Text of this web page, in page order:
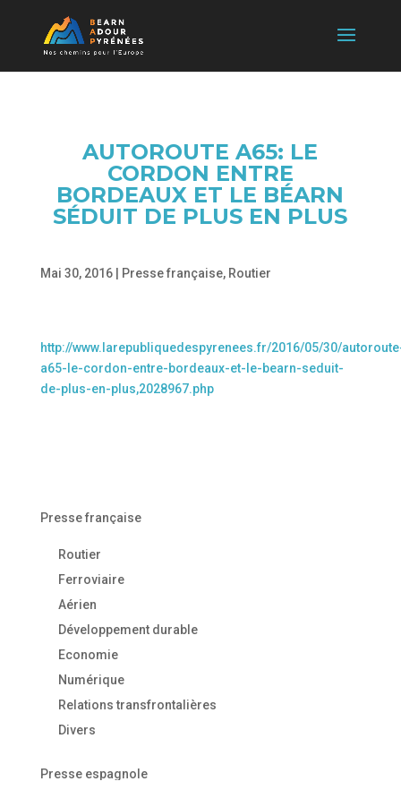
AUTOROUTE A65: LE
CORDON ENTRE
BORDEAUX ET LE BÉARN
SÉDUIT DE PLUS EN PLUS
Mai 30, 2016| Presse française, Routier
http://www.larepubliquedespyrenees.fr/2016/05/30/
a65-le-cordon-entre-bordeaux-et-le-bearn-seduit-
de-plus-en-plus,2028967.php
Presse française
Routier
Ferroviaire
Aérien
Développement durable
Economie
Numérique
Relations transfrontalières
Divers
Presse espagnole